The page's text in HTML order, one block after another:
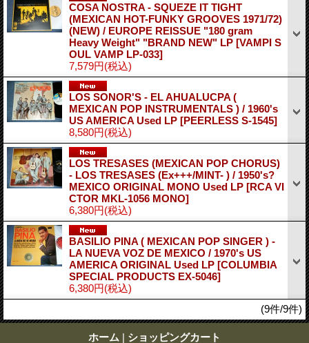
COSA NOSTRA - SQUEZE IT TIGHT
(MEXICAN HOT-FUNKY GROOVES 1971/72)
(NEW) / EUROPE REISSUE "180 gram
Heavy Weight" "BRAND NEW" LP [VAMPI S
OUL VAMP LP-033]
7,579円(税込)
LOS SONOR'S - EL AHUALUCPA (
MEXICAN POP INSTRUMENTALS ) / 1960's
US AMERICA Used LP [PEERLESS S-1545]
8,580円(税込)
LOS TRESASES (MEXICAN POP CHORUS)
- LOS TRESASES (Ex+++/MINT- ) / 1950's?
MEXICO ORIGINAL MONO Used LP [RCA VI
CTOR MKL-1056 MONO]
6,380円(税込)
BASILIO PINA ( MEXICAN POP SINGER ) -
LA NUEVA VOZ DE MEXICO / 1970's US
AMERICA ORIGINAL Used LP [COLUMBIA
SPECIAL PRODUCTS EX-5046]
6,380円(税込)
(9件/9件)
ホーム | ショッピングカート